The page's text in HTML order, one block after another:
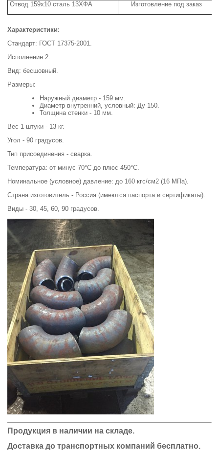
Отвод 159х10 сталь 13ХФА
Изготовление под заказ
Характеристики:
Стандарт: ГОСТ 17375-2001.
Исполнение 2.
Вид: бесшовный.
Размеры:
Наружный диаметр - 159 мм.
Диаметр внутренний, условный: Ду 150.
Толщина стенки - 10 мм.
Вес 1 штуки - 13 кг.
Угол - 90 градусов.
Тип присоединения - сварка.
Температура: от минус 70°С до плюс 450°С.
Номинальное (условное) давление: до 160 кгс/см2 (16 МПа).
Страна изготовитель - Россия (имеются паспорта и сертификаты).
Виды - 30, 45, 60, 90 градусов.
Продукция в наличии на складе.
Доставка до транспортных компаний бесплатно.